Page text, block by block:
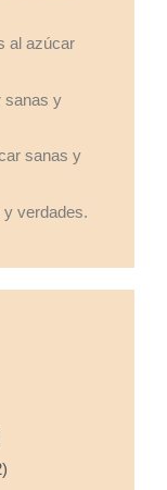
al azúcar
sanas y
sanas y
y verdades.